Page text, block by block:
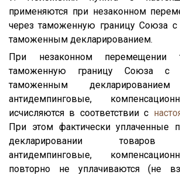
применяются при незаконном
через таможенную границу Союза
таможенным декларированием.
При незаконном перемещении
таможенную границу Союза с
таможенным декларированием
антидемпинговые,
исчисляются в соответствии с
При этом фактически уплаченные
декларировании товаров
антидемпинговые,
повторно не уплачиваются (не